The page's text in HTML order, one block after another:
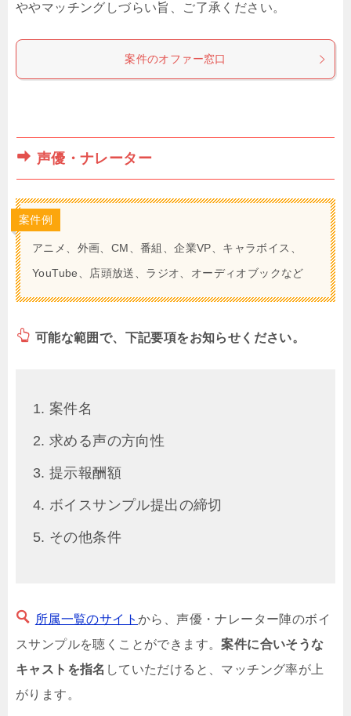
ややマッチングしづらい旨、ご了承ください。
案件のオファー窓口
声優・ナレーター
案件例
アニメ、外画、CM、番組、企業VP、キャラボイス、
YouTube、店頭放送、ラジオ、オーディオブックなど
可能な範囲で、下記要項をお知らせください。
案件名
求める声の方向性
提示報酬額
ボイスサンプル提出の締切
その他条件
所属一覧のサイトから、声優・ナレーター陣のボイ
スサンプルを聴くことができます。案件に合いそうな
キャストを指名 していただけると、マッチング率が上
がります。